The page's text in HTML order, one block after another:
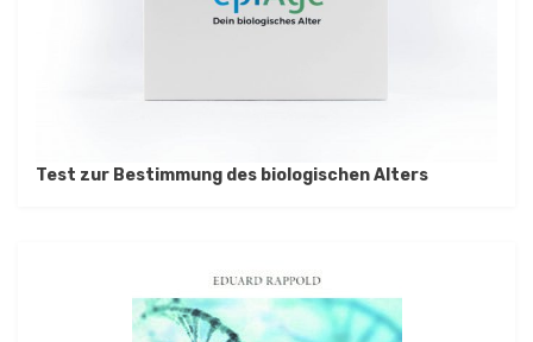
Test zur Bestimmung des biologischen Alters